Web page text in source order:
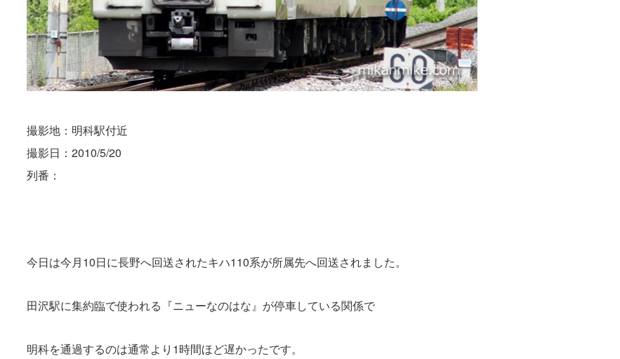
撮影地：明科駅付近
撮影日：2010/5/20
列番：
今日は今月10日に長野へ回送されたキハ110系が所属先へ回送されました。
田沢駅に集約臨で使われる『ニューなのはな』が停車している関係で
明科を通過するのは通常より1時間ほど遅かったです。